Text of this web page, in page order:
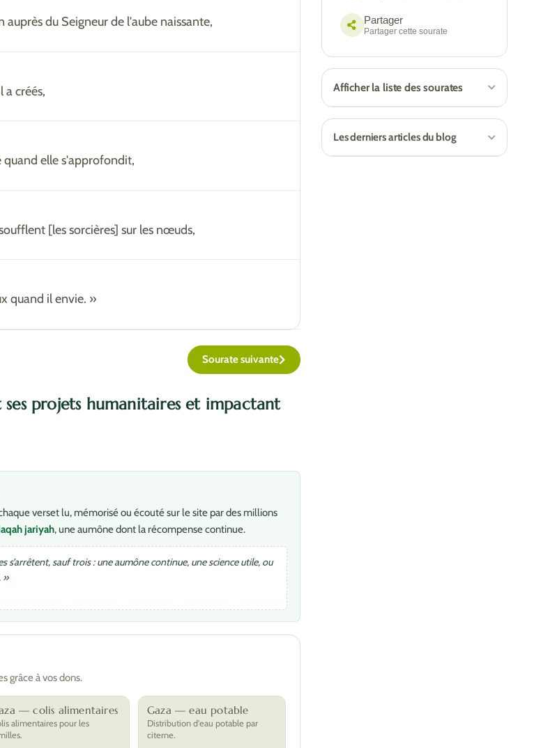
auprès du Seigneur de l'aube naissante,
a créés,
elle s'approfondit,
[les sorcières] sur les nœuds,
quand il envie. »
Sourate suivante
projets humanitaires et impactant
verset lu, mémorisé ou écouté sur le site par des millions
jariyah, une aumône dont la récompense continue.
s’arrêtent, sauf trois : une aumône continue, une science utile, ou
»
grâce à vos dons.
— colis alimentaires
alimentaires pour les
Gaza — eau potable
Distribution d'eau potable par
citerne.
Partager
Partager cette sourate
Afficher la liste des sourates
Les derniers articles du blog